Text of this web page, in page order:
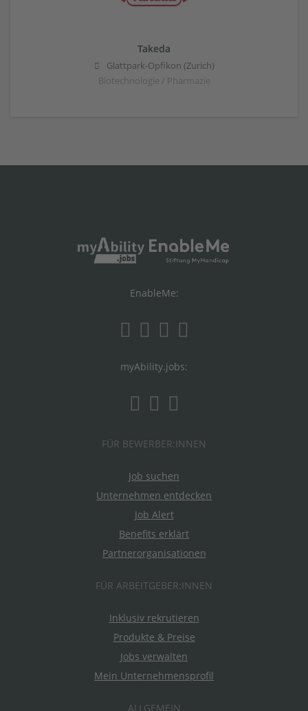
Takeda
Glattpark-Opfikon (Zurich)
Biotechnologie / Pharmazie
EnableMe:
myAbility.jobs:
FÜR BEWERBER:INNEN
Job suchen
Unternehmen entdecken
Job Alert
Benefits erklärt
Partnerorganisationen
FÜR ARBEITGEBER:INNEN
Inklusiv rekrutieren
Produkte & Preise
Jobs verwalten
Mein Unternehmensprofil
ALLGEMEIN